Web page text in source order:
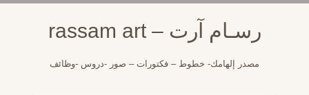
رسـام آرت – rassam art
مصدر إلهامك- خطوط – فكتورات – صور -دروس -وظائف